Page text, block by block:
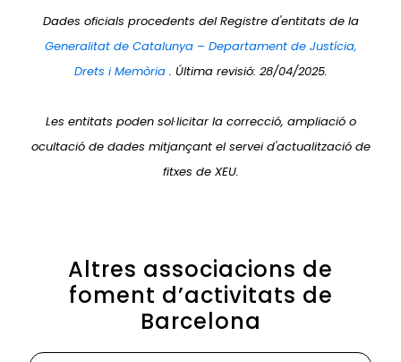
Dades oficials procedents del Registre d'entitats de la
Generalitat de Catalunya – Departament de Justícia,
Drets i Memòria . Última revisió: 28/04/2025.
Les entitats poden sol·licitar la correcció, ampliació o
ocultació de dades mitjançant el servei d'actualització de
fitxes de XEU.
Altres associacions de
foment d’activitats de
Barcelona